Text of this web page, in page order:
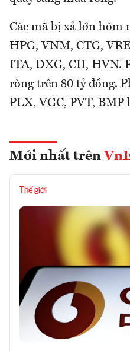
Các mã bị xả lớn hôm
HPG, VNM, CTG,
ITA, DXG, CII, HVN.
ròng trên 80 tỷ đồng.
PLX, VGC, PVT, BMP
Mới nhất trên
Thế giới